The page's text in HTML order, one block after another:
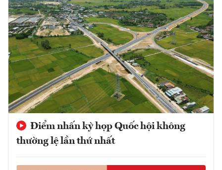
Điểm nhấn kỳ họp Quốc hội không
thường lệ lần thứ nhất